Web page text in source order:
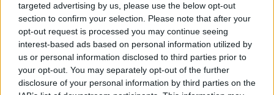
targeted advertising by us, please use the below opt-out
section to confirm your selection. Please note that after your
opt-out request is processed you may continue seeing
interest-based ads based on personal information utilized by
us or personal information disclosed to third parties prior to
your opt-out. You may separately opt-out of the further
disclosure of your personal information by third parties on the
Žiūrimiausi įrašai
00:00:30
Vaizdai iš tragiškos avarijos Vilniaus r.: dviejų moterų ir